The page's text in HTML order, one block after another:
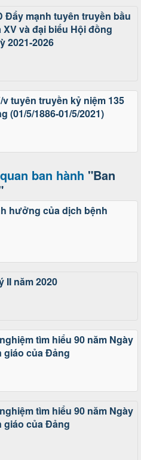
Đẩy mạnh tuyên truyền bầu
và đại biểu Hội đồng
2021-2026
tuyên truyền kỷ niệm 135
(01/5/1886-01/5/2021)
ban hành "Ban
hưởng của dịch bệnh
II năm 2020
tìm hiểu 90 năm Ngày
giáo của Đảng
tìm hiểu 90 năm Ngày
giáo của Đảng